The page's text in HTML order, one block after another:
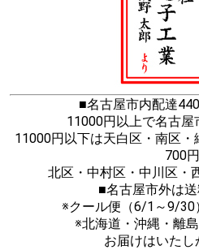
■名古屋市内配達
11000円以上で名古屋
11000円以下は天白区・南区
700円
北区・中村区・中川区・
■名古屋市外は
※クール便（6/1～9/30
※北海道・沖縄・離
お届けはいたし